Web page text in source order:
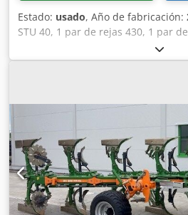
Estado: usado, Año de fabricación:
STU 40, 1 par de rejas 430, 1 par
par / vástago de abridor previo
para protección hidráulica contra
previo M2, 1 par / soportes para
montaje de cuerpo con Dcedpfxst